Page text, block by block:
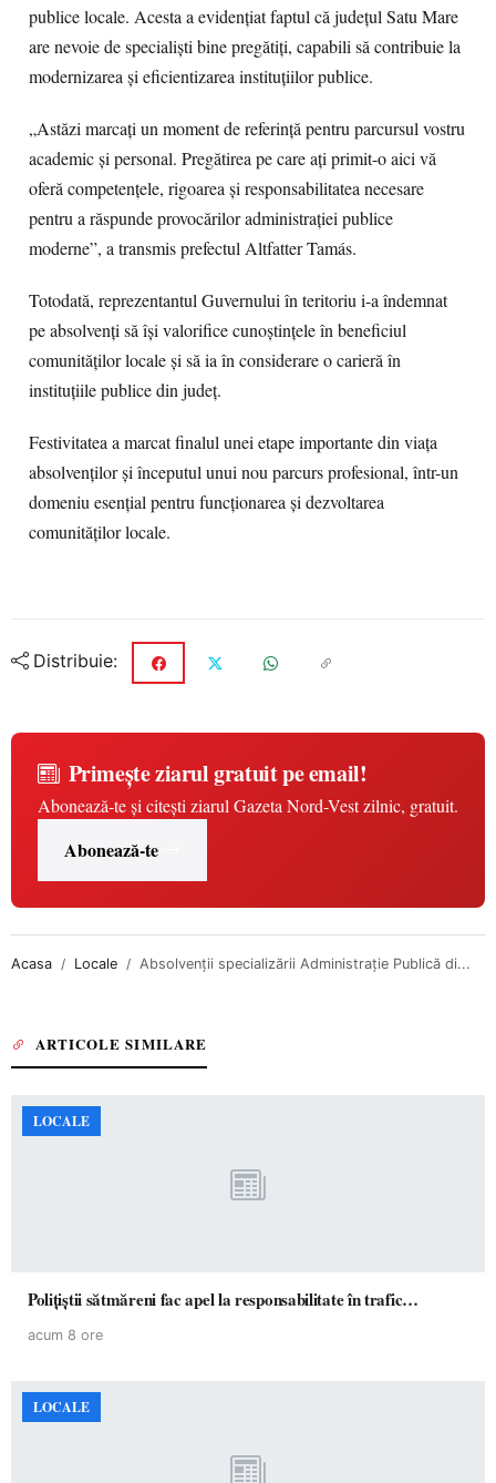
publice locale. Acesta a evidențiat faptul că județul Satu Mare
are nevoie de specialiști bine pregătiți, capabili să contribuie la
modernizarea și eficientizarea instituțiilor publice.
„Astăzi marcați un moment de referință pentru parcursul vostru
academic și personal. Pregătirea pe care ați primit-o aici vă
oferă competențele, rigoarea și responsabilitatea necesare
pentru a răspunde provocărilor administrației publice
moderne”, a transmis prefectul Altfatter Tamás.
Totodată, reprezentantul Guvernului în teritoriu i-a îndemnat
pe absolvenți să își valorifice cunoștințele în beneficiul
comunităților locale și să ia în considerare o carieră în
instituțiile publice din județ.
Festivitatea a marcat finalul unei etape importante din viața
absolvenților și începutul unui nou parcurs profesional, într-un
domeniu esențial pentru funcționarea și dezvoltarea
comunităților locale.
Distribuie:
Primește ziarul gratuit pe email!
Abonează-te și citești ziarul Gazeta Nord-Vest zilnic, gratuit.
Abonează-te
Acasa Locale Absolvenții specializării Administrație Publică di...
ARTICOLE SIMILARE
LOCALE
Polițiștii sătmăreni fac apel la responsabilitate în trafic…
acum 8 ore
LOCALE